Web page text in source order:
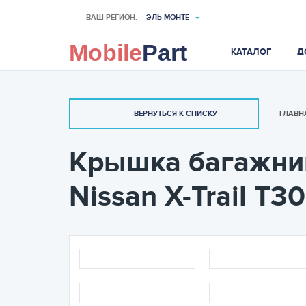
ВАШ РЕГИОН: ЭЛЬ-МОНТЕ
MobilePart КАТАЛОГ
ВЕРНУТЬСЯ К СПИСКУ
Крышка
Nissan X-Trail T30